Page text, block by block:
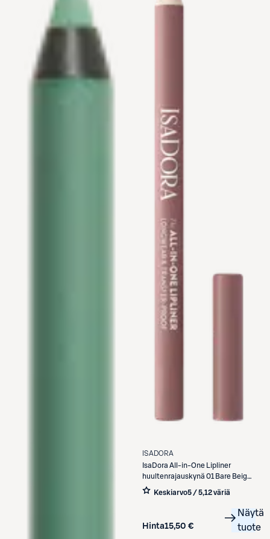
ISADORA
IsaDora All-in-One Lipliner
huultenrajauskynä 01 Bare Beige
1,2 g
Keskiarvo5 / 5,12 väriä
Hinta15,50 €
Näytä
tuote